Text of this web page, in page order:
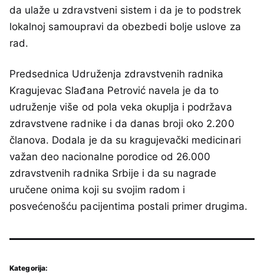
da ulaže u zdravstveni sistem i da je to podstrek
lokalnoj samoupravi da obezbedi bolje uslove za
rad.
Predsednica Udruženja zdravstvenih radnika
Kragujevac Slađana Petrović navela je da to
udruženje više od pola veka okuplja i podržava
zdravstvene radnike i da danas broji oko 2.200
članova. Dodala je da su kragujevački medicinari
važan deo nacionalne porodice od 26.000
zdravstvenih radnika Srbije i da su nagrade
uručene onima koji su svojim radom i
posvećenošću pacijentima postali primer drugima.
Kategorija: